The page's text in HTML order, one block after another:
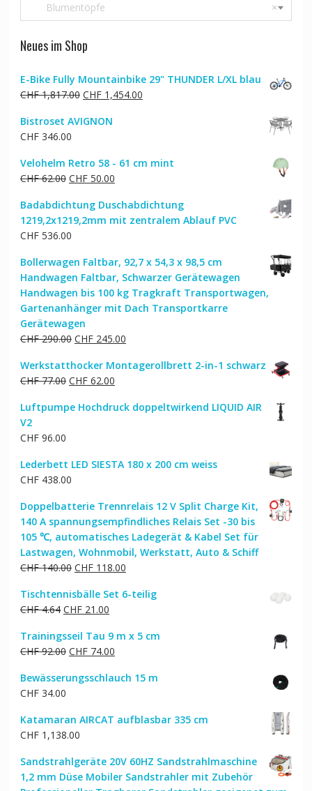
×
Blumentöpfe
Neues im Shop
E-Bike Fully Mountainbike 29" THUNDER L/XL blau
CHF1,817.00 Ursprünglicher
war:
CHF1,454.00Aktueller
Bistroset AVIGNON
CHF346.00
Velohelm Retro 58 - 61 cm mint
CHF62.00 Ursprünglicher
war:
CHF 62.00
CHF50.00Aktueller
ist:
CHF 50.00.
Badabdichtung Duschabdichtung
1219,2x1219,2mm mit zentralem Ablauf PVC
CHF536.00
Bollerwagen Faltbar, 92,7 x 54,3 x 98,5 cm
Handwagen Faltbar, Schwarzer Gerätewagen
Handwagen bis 100 kg Tragkraft Transportwagen,
Gartenanhänger mit Dach Transportkarre
Gerätewagen
CHF290.00 Ursprünglicher
war:
CHF 290.00
CHF245.00Aktueller
ist:
Werkstatthocker Montagerollbrett 2-in-1 schwarz
CHF77.00 Ursprünglicher
war:
CHF62.00Aktueller
ist:
Luftpumpe Hochdruck doppeltwirkend LIQUID AIR
V2
CHF96.00
Lederbett LED SIESTA 180 x 200 cm weiss
CHF438.00
Doppelbatterie Trennrelais 12 V Split Charge Kit,
140 A spannungsempfindliches Relais Set -30 bis
105 ℃, automatisches Ladegerät & Kabel Set für
Lastwagen, Wohnmobil, Werkstatt, Auto & Schiff
CHF140.00 Ursprünglicher
war:
CHF 140.00
CHF118.00Aktueller
ist:
Tischtennisbälle Set 6-teilig
CHF4.64 Ursprünglicher
war:
CHF 4.64
CHF21.00Aktueller
ist:
CHF 21.00.
Trainingsseil Tau 9 m x 5 cm
CHF92.00 Ursprünglicher
war:
CHF74.00Aktueller
ist:
Bewässerungsschlauch 15 m
CHF34.00
Katamaran AIRCAT aufblasbar 335 cm
CHF1,138.00
Sandstrahlgeräte 20V 60HZ Sandstrahlmaschine
1,2 mm Düse Mobiler Sandstrahler mit Zubehör